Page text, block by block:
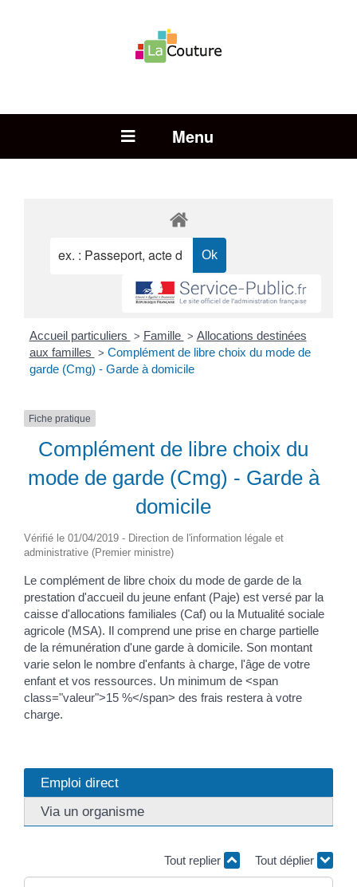
Open Menu
Accueil particuliers > Famille > Allocations destinées
aux familles > Complément de libre choix du mode de
garde (Cmg) - Garde à domicile
Fiche pratique
Complément de libre choix du
mode de garde (Cmg) - Garde à
domicile
Vérifié le 01/04/2019 - Direction de l'information légale et
administrative (Premier ministre)
Le complément de libre choix du mode de garde de la
prestation d'accueil du jeune enfant (Paje) est versé par la
caisse d'allocations familiales (Caf) ou la Mutualité sociale
agricole (MSA). Il comprend une prise en charge partielle
de la rémunération d'une garde à domicile. Son montant
varie selon le nombre d'enfants à charge, l'âge de votre
enfant et vos ressources. Un minimum de <span
class="valeur">15 %</span> des frais restera à votre
charge.
Emploi direct
Via un organisme
Tout replier Tout déplier